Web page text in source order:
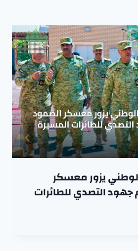
يزور معسكر
جهود التصدي للطائرات